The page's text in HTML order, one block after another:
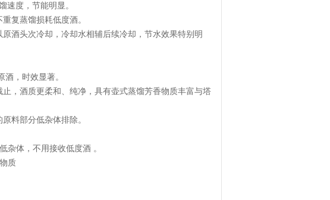
速度，节能明显。
，不重复蒸馏损耗低度酒。
酒头次冷却，冷却水相辅后续冷却，节水效果特别明
，时效显著。
，酒质更柔和、纯净，具有壶式蒸馏芳香物质丰富与塔
料部分低杂体排除。
杂体，不用接收低度酒 。
裂解有益物质